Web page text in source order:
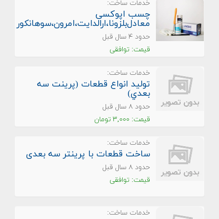
خدمات ساخت:
چسب اپوکسی
معادل‌بلزونا،ارالدایت،امرون،سوهانکور
حدود ۴ سال قبل
قیمت: توافقی
خدمات ساخت:
توليد انواع قطعات (پرينت سه
بعدي)
حدود ۸ سال قبل
قیمت: ۳,۰۰۰ تومان
خدمات ساخت:
ساخت قطعات با پرینتر سه بعدی
حدود ۸ سال قبل
قیمت: توافقی
خدمات ساخت: